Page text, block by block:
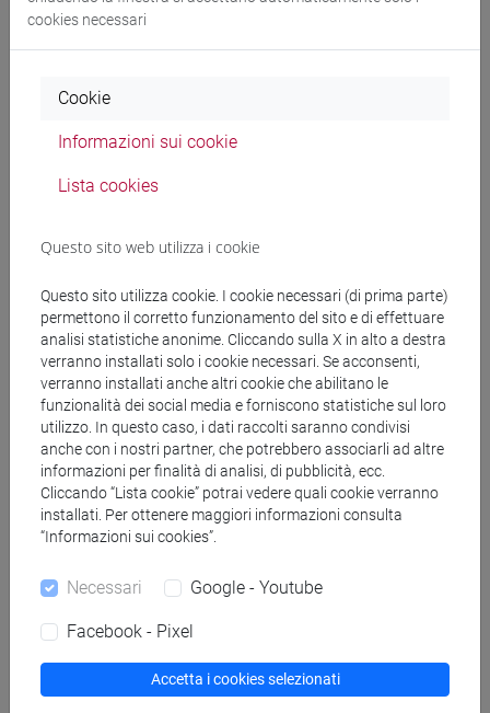
Docenti
BARAN Tsipora
Materiali didattici
Materiali su Moodle
Corsi di studio e percorsi
[LT40] LINGUE, CULTURE E SOCIETÀ DELL'ASIA
E DELL'AFRICA MEDITERRANEA - Laurea
cina giappone / corea vicino e medio oriente
Mutua da
ESERCITAZIONI DI LINGUA EBRAICA 1 MOD.
cookies necessari
Cookie
Informazioni sui cookie
Lista cookies
Questo sito web utilizza i cookie
Questo sito utilizza cookie. I cookie necessari (di prima parte)
permettono il corretto funzionamento del sito e di effettuare
analisi statistiche anonime. Cliccando sulla X in alto a destra
verranno installati solo i cookie necessari. Se acconsenti,
verranno installati anche altri cookie che abilitano le
funzionalità dei social media e forniscono statistiche sul loro
utilizzo. In questo caso, i dati raccolti saranno condivisi
anche con i nostri partner, che potrebbero associarli ad altre
informazioni per finalità di analisi, di pubblicità, ecc.
Cliccando “Lista cookie” potrai vedere quali cookie verranno
installati. Per ottenere maggiori informazioni consulta
“Informazioni sui cookies”.
Necessari Google - Youtube
Facebook - Pixel
Accetta i cookies selezionati